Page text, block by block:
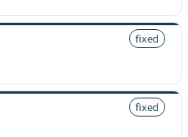
fixed
fixed